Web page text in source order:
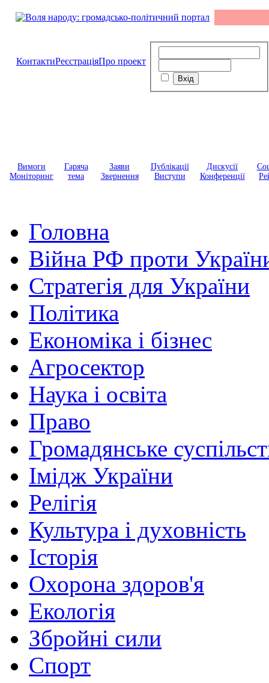
КонтактиРеєстраціяПро проект
Вимоги
Моніторинг
Гаряча
тема
Заяви
Звернення
Публікації
Виступи
Дискусії
Конференції
Головна
Війна РФ проти
Стратегія для України
Політика
Економіка і бізнес
Агросектор
Наука і освіта
Право
Громадянське
Імідж України
Релігія
Культура і духовність
Історія
Охорона здоров'я
Екологія
Збройні сили
Спорт